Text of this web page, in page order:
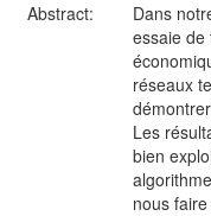
Abstract:
Dans
essaie de
réseaux
Les
bien
nous